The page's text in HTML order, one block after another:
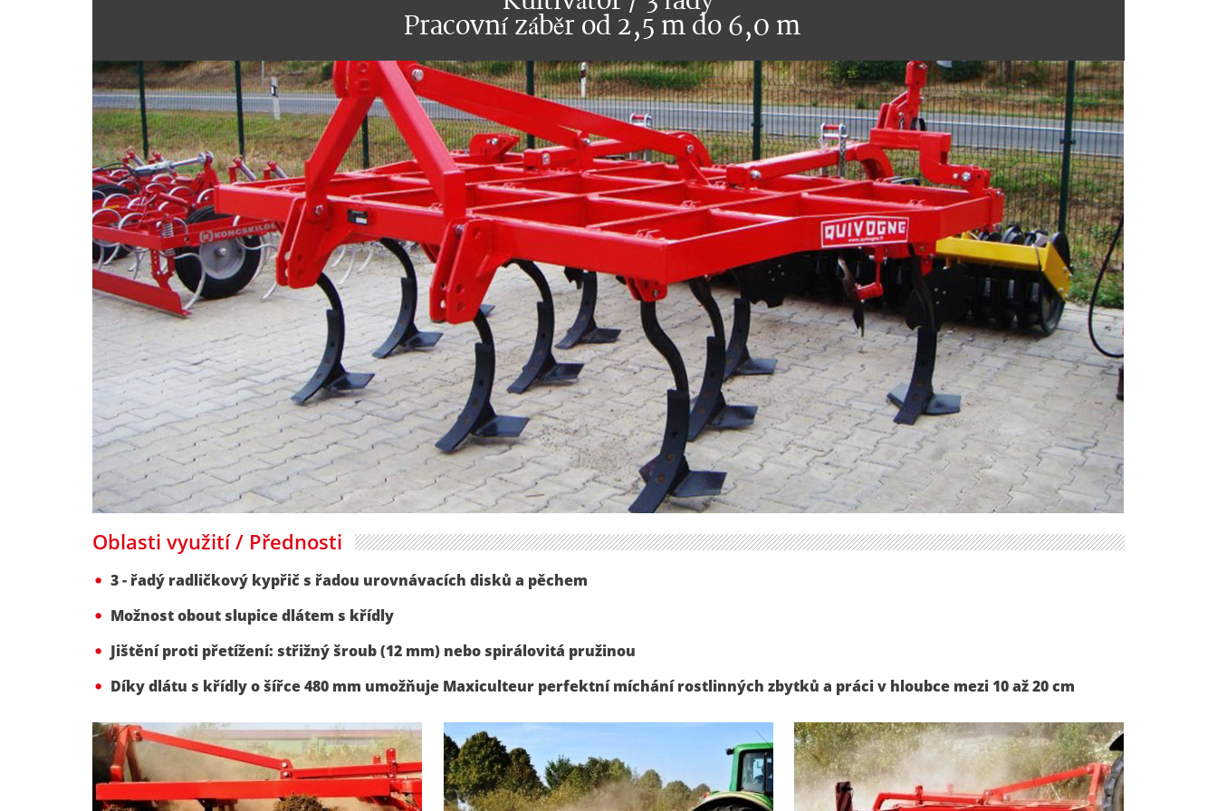
Pracovní záběr od 2,5 m do 6,0 m
Oblasti využití / Přednosti
3 - řadý radličkový kypřič s řadou urovnávacích disků a pěchem
Možnost obout slupice dlátem s křídly
Jištění proti přetížení: střižný šroub (12 mm) nebo spirálovitá pružinou
Díky dlátu s křídly o šířce 480 mm umožňuje Maxiculteur perfektní míchání rostlinných zbytků a práci v hloubce mezi 10 až 20 cm